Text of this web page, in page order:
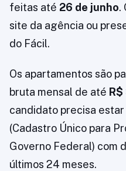
feitas até 26 de junho.
site da agência ou
do Fácil.
Os apartamentos são
bruta mensal de até
candidato precisa
(Cadastro Único para
Governo Federal) com
últimos 24 meses.